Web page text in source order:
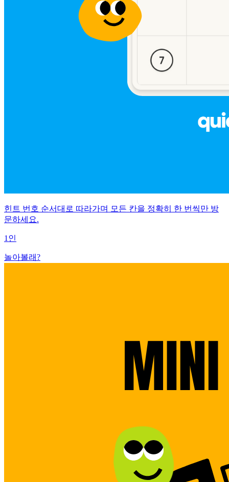
힌트 번호 순서대로 따라가며 모든 칸을 정확히 한 번씩만 방
문하세요.
1인
놀아볼래?